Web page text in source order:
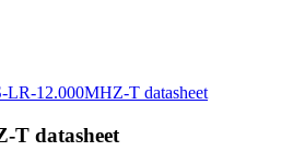
LR-12.000MHZ-T datasheet
T datasheet